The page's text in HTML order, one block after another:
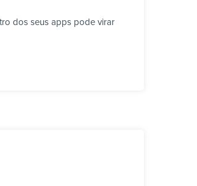
dos seus apps pode virar